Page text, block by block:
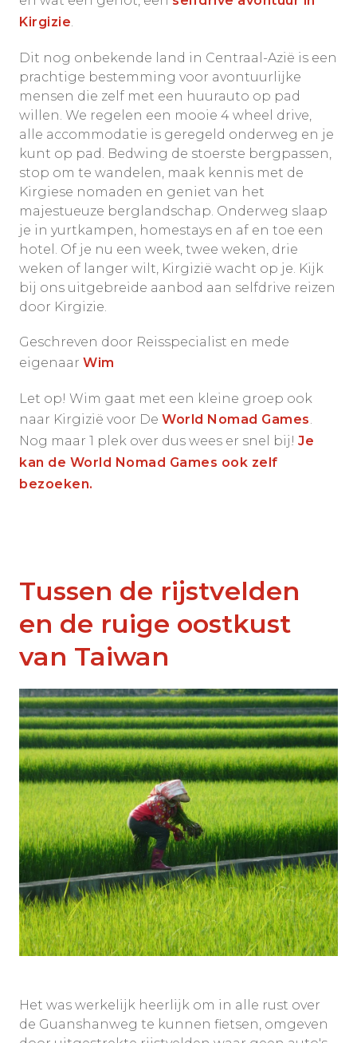
Kirgizie
Dit nog onbekende land in Centraal-Azië is een
prachtige bestemming voor avontuurlijke
mensen die zelf met een huurauto op pad
willen. We regelen een mooie 4 wheel drive,
alle accommodatie is geregeld onderweg en je
kunt op pad. Bedwing de stoerste bergpassen,
stop om te wandelen, maak kennis met de
Kirgiese nomaden en geniet van het
majestueuze berglandschap. Onderweg slaap
je in yurtkampen, homestays en af en toe een
hotel. Of je nu een week, twee weken, drie
weken of langer wilt, Kirgizië wacht op je. Kijk
bij ons uitgebreide aanbod aan selfdrive reizen
door Kirgizie.
Geschreven door Reisspecialist en mede
eigenaar Wim
Let op! Wim gaat met een kleine groep ook
naar Kirgizië voor De World Nomad Games
Nog maar 1 plek over dus wees er snel bij! Je
kan de World Nomad Games ook zelf
bezoeken.
Tussen de rijstvelden
en de ruige oostkust
van Taiwan
Het was werkelijk heerlijk om in alle rust over
de Guanshanweg te kunnen fietsen, omgeven